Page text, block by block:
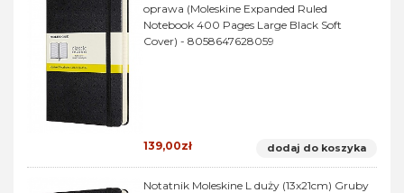
oprawa (Moleskine Expanded Ruled
Notebook 400 Pages Large Black Soft
Cover) - 8058647628059
139,00zł dodaj do koszyka
Notatnik Moleskine L duży (13x21cm) Gruby